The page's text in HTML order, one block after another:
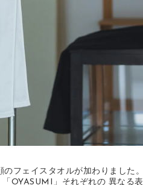
フェイスタオルが加わりました。
OYASUMI」それぞれの 異なる表